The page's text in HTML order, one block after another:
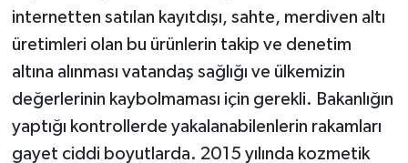
internetten satılan kayıtdışı, sahte, merdiven altı
üretimleri olan bu ürünlerin takip ve denetim
altına alınması vatandaş sağlığı ve ülkemizin
değerlerinin kaybolmaması için gerekli. Bakanlığın
yaptığı kontrollerde yakalanabilenlerin rakamları
gayet ciddi boyutlarda. 2015 yılında kozmetik